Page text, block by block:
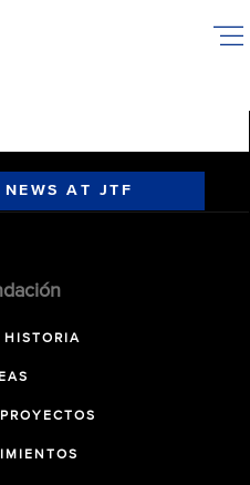
AT JTF
HISTORIA